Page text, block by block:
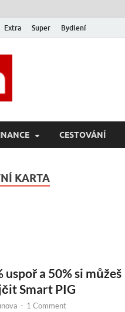
Extra Super Bydlení
CESTOVÁNÍ
KARTA
uspoř a 50% si můžeš
Smart PIG
- 1 Comment